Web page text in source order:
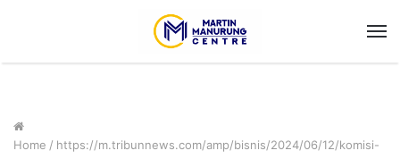
Home / https://m.tribunnews.com/amp/bisnis/2024/06/12/komisi-